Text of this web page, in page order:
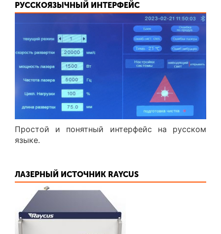
РУССКОЯЗЫЧНЫЙ ИНТЕРФЕЙС
Простой и понятный интерфейс на русском
языке.
ЛАЗЕРНЫЙ ИСТОЧНИК RAYCUS